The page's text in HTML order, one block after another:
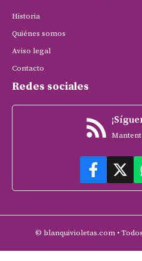
Historia
Quiénes somos
Aviso legal
Contacto
Redes sociales
© blanquivioletas.com •